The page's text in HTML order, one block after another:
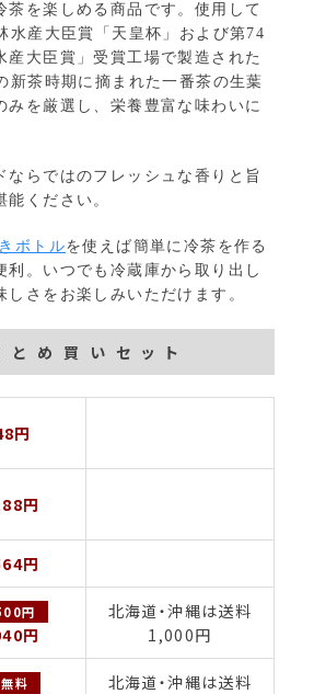
茶を楽しめる商品です。使用して
水産大臣賞「天皇杯」および第74
産大臣賞」受賞工場で製造された
新茶時期に摘まれた一番茶の生葉
みを厳選し、栄養豊富な味わいに
ならではのフレッシュな香りと旨
ください。
ボトルを使えば簡単に冷茶を作る
利。いつでも冷蔵庫から取り出し
さをお楽しみいただけます。
とめ買いセット
円
円
円
円
円
北海道・沖縄は送料
1,000円
料
北海道・沖縄は送料